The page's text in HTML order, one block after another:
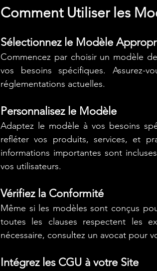
Comment Utiliser les
Sélectionnez le Modèle
Commencez par choisir un modèle
vos besoins spécifiques.
réglementations actuelles.
Personnalisez le Modèle
Adaptez le modèle à vos besoins
refléter vos produits, services, et
informations importantes sont
vos utilisateurs.
Vérifiez la Conformité
Même si les modèles sont conçus
toutes les clauses respectent les
nécessaire, consultez un avocat pour
Intégrez les CGU à votre Site